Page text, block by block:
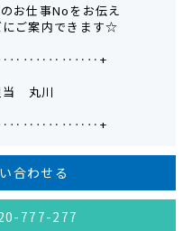
お仕事Noをお伝え
にご案内できます☆
当 丸川
合わせる
777-277